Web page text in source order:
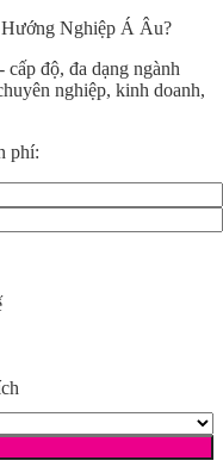
Hướng Nghiệp Á Âu?
độ, đa dạng ngành
nghiệp, kinh doanh,
phí: